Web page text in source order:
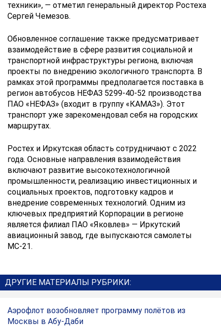
техники», — отметил генеральный директор Ростеха
Сергей Чемезов.
Обновленное соглашение также предусматривает
взаимодействие в сфере развития социальной и
транспортной инфраструктуры региона, включая
проекты по внедрению экологичного транспорта. В
рамках этой программы предполагается поставка в
регион автобусов НЕФАЗ 5299-40-52 производства
ПАО «НЕФАЗ» (входит в группу «КАМАЗ»). Этот
транспорт уже зарекомендовал себя на городских
маршрутах.
Ростех и Иркутская область сотрудничают с 2022
года. Основные направления взаимодействия
включают развитие высокотехнологичной
промышленности, реализацию инвестиционных и
социальных проектов, подготовку кадров и
внедрение современных технологий. Одним из
ключевых предприятий Корпорации в регионе
является филиал ПАО «Яковлев» — Иркутский
авиационный завод, где выпускаются самолеты
МС-21.
ДРУГИЕ МАТЕРИАЛЫ РУБРИКИ:
Аэрофлот возобновляет программу полётов из
Москвы в Абу-Даби